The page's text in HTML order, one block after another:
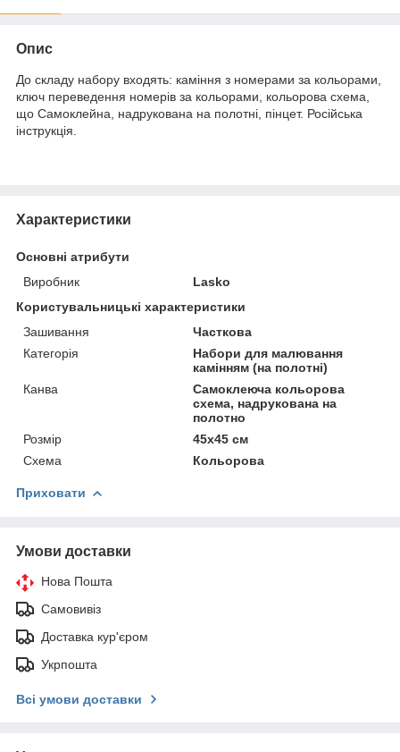
Опис
До складу набору входять: каміння з номерами за кольорами,
ключ переведення номерів за кольорами, кольорова схема,
що Самоклейна, надрукована на полотні, пінцет. Російська
інструкція.
Характеристики
Основні атрибути
Виробник
Lasko
Користувальницькі характеристики
Зашивання
Часткова
Категорія
Набори для малювання
камінням (на полотні)
Канва
Самоклеюча кольорова
схема, надрукована на
полотно
Розмір
45х45 см
Схема
Кольорова
Приховати
Умови доставки
Нова Пошта
Самовивіз
Доставка кур'єром
Укрпошта
Всі умови доставки